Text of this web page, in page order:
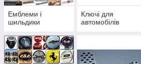
Емблеми і
шильдики
Ключі для
автомобілів